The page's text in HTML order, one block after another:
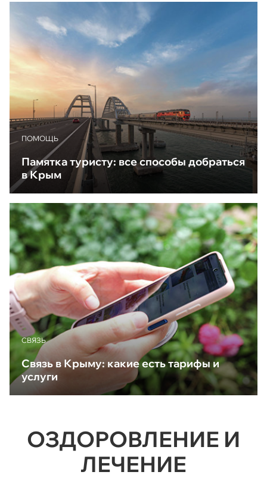
ПОМОЩЬ
Памятка туристу: все способы добраться
в Крым
CВЯЗЬ
Связь в Крыму: какие есть тарифы и
услуги
ОЗДОРОВЛЕНИЕ И
ЛЕЧЕНИЕ